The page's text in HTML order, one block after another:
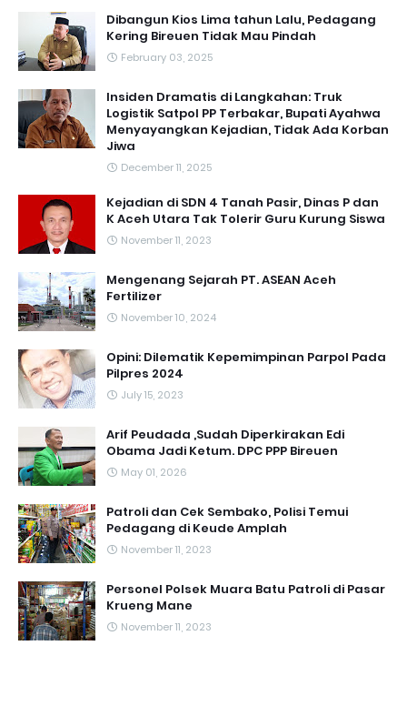
Dibangun Kios Lima tahun Lalu, Pedagang
Kering Bireuen Tidak Mau Pindah
February 03, 2025
Insiden Dramatis di Langkahan: Truk
Logistik Satpol PP Terbakar, Bupati Ayahwa
Menyayangkan Kejadian, Tidak Ada Korban
Jiwa
December 11, 2025
Kejadian di SDN 4 Tanah Pasir, Dinas P dan
K Aceh Utara Tak Tolerir Guru Kurung Siswa
November 11, 2023
Mengenang Sejarah PT. ASEAN Aceh
Fertilizer
November 10, 2024
Opini: Dilematik Kepemimpinan Parpol Pada
Pilpres 2024
July 15, 2023
Arif Peudada ,Sudah Diperkirakan Edi
Obama Jadi Ketum. DPC PPP Bireuen
May 01, 2026
Patroli dan Cek Sembako, Polisi Temui
Pedagang di Keude Amplah
November 11, 2023
Personel Polsek Muara Batu Patroli di Pasar
Krueng Mane
November 11, 2023